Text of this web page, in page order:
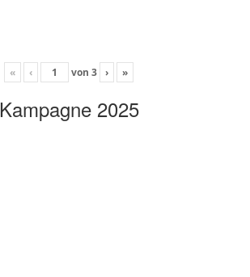
« ‹ von 3 › »
Kampagne 2025